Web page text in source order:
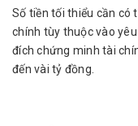
Số tiền tối thiểu cần có
chính tùy thuộc vào
đích chứng minh tài
đến vài tỷ đồng.